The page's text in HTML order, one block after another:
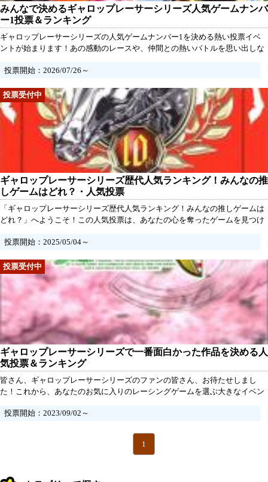
みんなで決めるギャロップレーサーシリーズ人気ゲームナンバ
ー1投票＆ランキング
ギャロップレーサーシリーズの人気ゲームナンバー1を決める熱い投票イベ
ントが始まります！あの感動のレースや、仲間との熱いバトルを思い出しな
を変えるかもしれません。さあ、自分だけの特別な瞬間をリメイクするため
投票開始：2026/07/26～
ギャロップレーサーシリーズ歴代人気ランキング！みんなの推
しゲームはどれ？・人気投票
「ギャロップレーサーシリーズ歴代人気ランキング！みんなの推しゲームは
どれ？」へようこそ！この人気投票は、あなたの心を奪ったゲームを見つけ
ンに支持されてきた名作揃い。思い出深いストーリーや魅力的なキャラクタ
たらしてくれます。
投票開始：2025/05/04～
ギャロップレーサーシリーズで一番面白かった作品を決める人
気投票＆ランキング
皆さん、ギャロップレーサーシリーズのファンの皆さん、お待たせしまし
た！これから、あなたのお気に入りのレーシングゲームを選ぶ大きなイベン
ための人気投票＆ランキングがスタートします！
投票開始：2023/09/02～
1